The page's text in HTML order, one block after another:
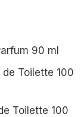
90 ml
Toilette 100
Toilette 100